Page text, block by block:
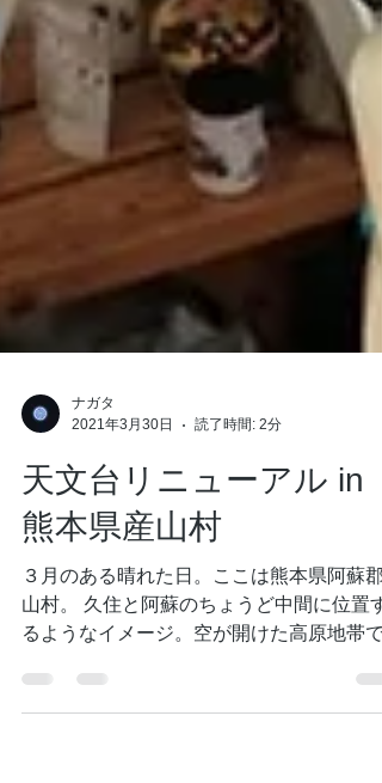
ナガタ
天文台リニューアル in
熊本県産山村
３月のある晴れた日。ここは熊本県阿蘇郡
山村。 久住と阿蘇のちょうど中間に位置す